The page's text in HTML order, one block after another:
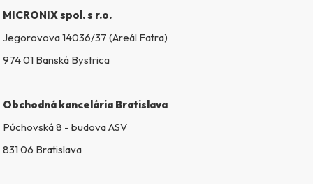
MICRONIX spol. s r.o.
Jegorovova 14036/37 (Areál Fatra)
974 01 Banská Bystrica
Obchodná kancelária Bratislava
Púchovská 8 - budova ASV
831 06 Bratislava